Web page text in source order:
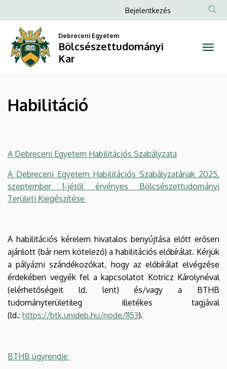
Bölcsészettudományi
a
tartalomra
Anonim
fiók
menüje
Bejelentkezés
Debreceni Egyetem
Bölcsészettudományi
Kar
Habilitáció
A Debreceni Egyetem Habilitációs Szabályzata
A Debreceni Egyetem Habilitációs Szabályzatának 2025.
szeptember 1-jétől érvényes Bölcsészettudományi
Területi Kiegészítése
A habilitációs kérelem hivatalos benyújtása előtt erősen
ajánlott (bár nem kötelező) a habilitációs előbírálat. Kérjük
a pályázni szándékozókat, hogy az előbírálat elvégzése
érdekében vegyék fel a kapcsolatot Kotricz Károlynéval
(elérhetőségeit ld. lent) és/vagy a BTHB
tudományterületileg illetékes tagjával
(ld.: https://btk.unideb.hu/node/1153).
BTHB ügyrendje